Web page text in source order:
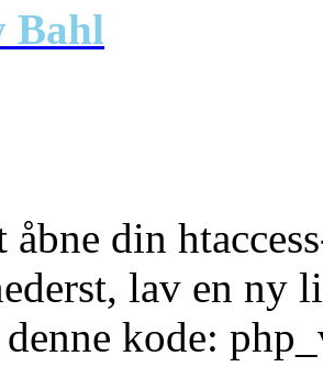
Bahl
åbne din
lav en ny
kode: